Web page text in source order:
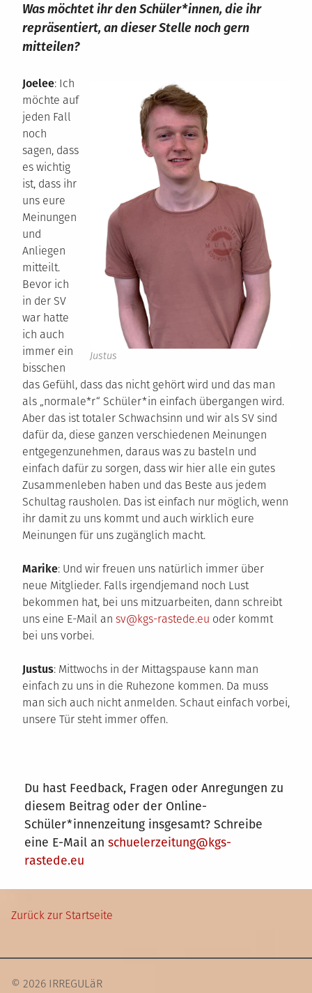
Was möchtet ihr den Schüler*innen, die ihr
repräsentiert, an dieser Stelle noch gern
mitteilen?
Justus
Joelee: Ich
möchte auf
jeden Fall
noch
sagen, dass
es wichtig
ist, dass ihr
uns eure
Meinungen
und
Anliegen
mitteilt.
Bevor ich
in der SV
war hatte
ich auch
immer ein
bisschen
das Gefühl, dass das nicht gehört wird und das man
als „normale*r“ Schüler*in einfach übergangen wird.
Aber das ist totaler Schwachsinn und wir als SV sind
dafür da, diese ganzen verschiedenen Meinungen
entgegenzunehmen, daraus was zu basteln und
einfach dafür zu sorgen, dass wir hier alle ein gutes
Zusammenleben haben und das Beste aus jedem
Schultag rausholen. Das ist einfach nur möglich, wenn
ihr damit zu uns kommt und auch wirklich eure
Meinungen für uns zugänglich macht.
Marike: Und wir freuen uns natürlich immer über
neue Mitglieder. Falls irgendjemand noch Lust
bekommen hat, bei uns mitzuarbeiten, dann schreibt
uns eine E-Mail an sv@kgs-rastede.eu oder kommt
bei uns vorbei.
Justus: Mittwochs in der Mittagspause kann man
einfach zu uns in die Ruhezone kommen. Da muss
man sich auch nicht anmelden. Schaut einfach vorbei,
unsere Tür steht immer offen.
Du hast Feedback, Fragen oder Anregungen zu
diesem Beitrag oder der Online-
Schüler*innenzeitung insgesamt? Schreibe
eine E-Mail anschuelerzeitung@kgs-
rastede.eu
Zurück zur Startseite
© 2026 IRREGULäR